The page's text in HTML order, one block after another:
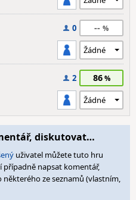
0 --
2 86
diskutovat…
uživatel můžete tuto hru
napsat komentář,
ze seznamů (vlastním,